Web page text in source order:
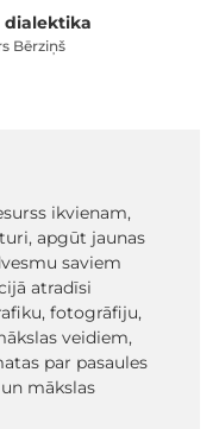
dialektika
Bērziņš
ikvienam,
apgūt jaunas
saviem
atradīsi
fotogrāfiju,
veidiem,
par pasaules
mākslas